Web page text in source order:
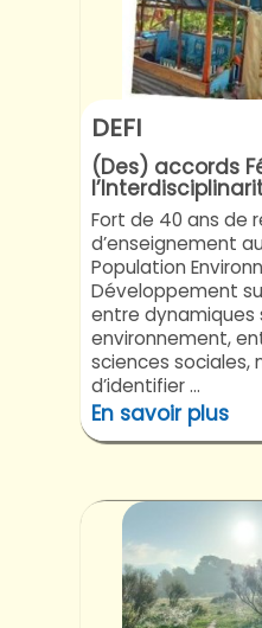
DEFI
(Des) accords
Fort de 40 ans de
d’enseignement
Population
Développement
entre dynamiques
environnement,
sciences sociales,
d’identifier ...
En savoir plus